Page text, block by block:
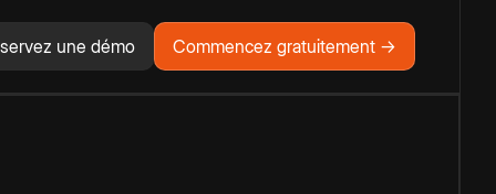
une démo Commencez gratuitement →